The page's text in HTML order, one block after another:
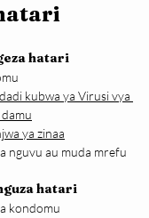
hatari
kubwa ya Virusi vya
ya zinaa
nguvu au muda mrefu
hatari
kondomu